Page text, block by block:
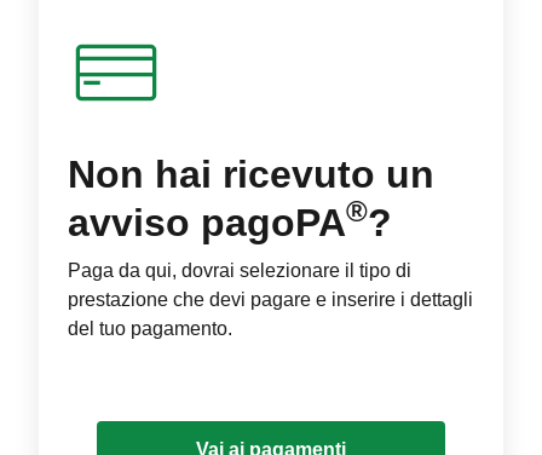
Non hai ricevuto un
avviso pagoPA®?
Paga da qui, dovrai selezionare il tipo di
prestazione che devi pagare e inserire i dettagli
del tuo pagamento.
Vai ai pagamenti